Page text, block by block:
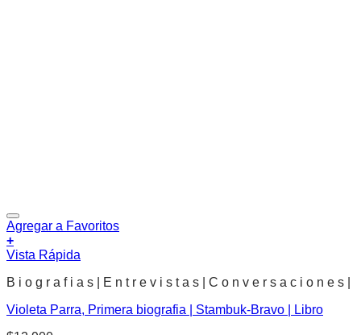
Agregar a Favoritos
+
Vista Rápida
B i o g r a f i a s | E n t r e v i s t a s | C o n v e r s a c i o n e s |
Violeta Parra, Primera biografia | Stambuk-Bravo | Libro